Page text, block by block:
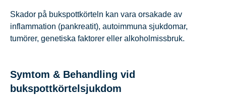
Skador på bukspottkörteln kan vara orsakade av
inflammation (pankreatit), autoimmuna sjukdomar,
tumörer, genetiska faktorer eller alkoholmissbruk.
Symtom & Behandling vid
bukspottkörtelsjukdom